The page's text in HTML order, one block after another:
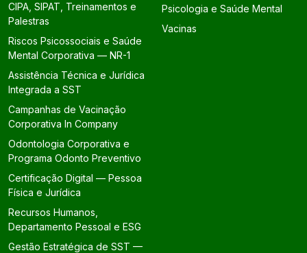
CIPA, SIPAT, Treinamentos e
Palestras
Riscos Psicossociais e Saúde
Mental Corporativa — NR-1
Assistência Técnica e Jurídica
Integrada a SST
Campanhas de Vacinação
Corporativa In Company
Odontologia Corporativa e
Programa Odonto Preventivo
Certificação Digital — Pessoa
Física e Jurídica
Recursos Humanos,
Departamento Pessoal e ESG
Gestão Estratégica de SST —
Psicologia e Saúde Mental
Vacinas